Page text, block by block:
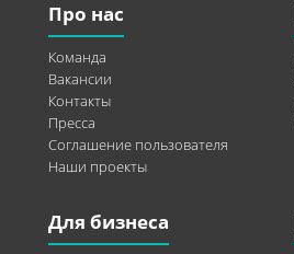
Про нас
Команда
Вакансии
Контакты
Пресса
Соглашение пользователя
Наши проекты
Для бизнеса